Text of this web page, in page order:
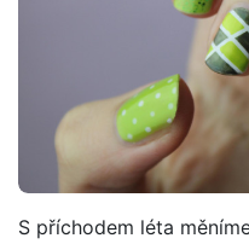
S příchodem léta